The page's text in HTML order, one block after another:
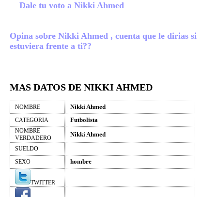
Dale tu voto a Nikki Ahmed
Opina sobre Nikki Ahmed , cuenta que le dirias si
estuviera frente a ti??
MAS DATOS DE NIKKI AHMED
NOMBRE Nikki Ahmed
CATEGORIA Futbolista
NOMBRE
VERDADERO
Nikki Ahmed
SUELDO
SEXO
hombre
TWITTER